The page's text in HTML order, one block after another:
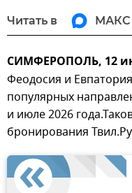
Читать в МАКС
СИМФЕРОПОЛЬ, 12
Феодосия и
популярных
и июле 2026
бронирования